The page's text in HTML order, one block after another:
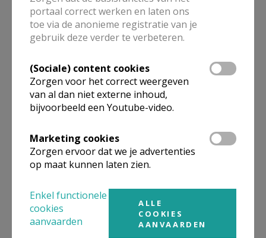
30 augustus: 5de zondag in
Westerlo
Bouw mee aan de kerk van
morgen
De mens is geen radertje
portaal correct werken en laten ons
toe via de anonieme registratie van je
gebruik deze verder te verbeteren.
(Sociale) content cookies
Zorgen voor het correct weergeven
van al dan niet externe inhoud,
bijvoorbeeld een Youtube-video.
Marketing cookies
Zorgen ervoor dat we je advertenties
op maat kunnen laten zien.
Enkel functionele
cookies
aanvaarden
ALLE
COOKIES
AANVAARDEN